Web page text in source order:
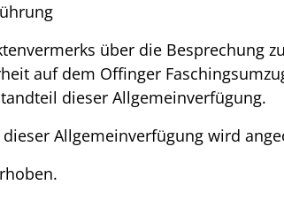
über die Besprechung
auf dem Offinger
dieser Allgemeinverfügung.
Allgemeinverfügung wird